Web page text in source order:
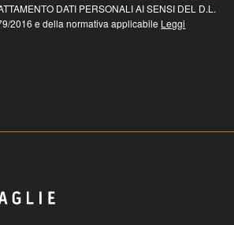
DATI PERSONALI AI SENSI DEL D.L.
2016 e della normativa applicabile Leggi